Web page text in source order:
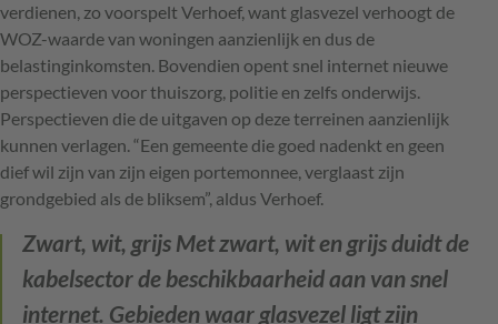
verdienen, zo voorspelt Verhoef, want glasvezel verhoogt de
WOZ-waarde van woningen aanzienlijk en dus de
belastinginkomsten. Bovendien opent snel internet nieuwe
perspectieven voor thuiszorg, politie en zelfs onderwijs.
Perspectieven die de uitgaven op deze terreinen aanzienlijk
kunnen verlagen. “Een gemeente die goed nadenkt en geen
dief wil zijn van zijn eigen portemonnee, verglaast zijn
grondgebied als de bliksem”, aldus Verhoef.
Zwart, wit, grijs Met zwart, wit en grijs duidt de
kabelsector de beschikbaarheid aan van snel
internet. Gebieden waar glasvezel ligt zijn